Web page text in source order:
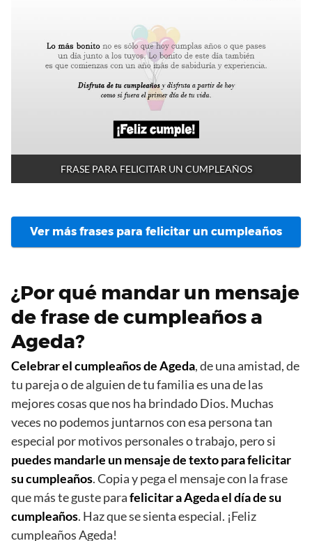
FRASE PARA FELICITAR UN CUMPLEAÑOS
Ver más frases para felicitar un cumpleaños
¿Por qué mandar un mensaje
de frase de cumpleaños a
Ageda?
Celebrar el cumpleaños de Ageda, de una amistad, de
tu pareja o de alguien de tu familia es una de las
mejores cosas que nos ha brindado Dios. Muchas
veces no podemos juntarnos con esa persona tan
especial por motivos personales o trabajo, pero si
puedes mandarle un mensaje de texto para felicitar
su cumpleaños. Copia y pega el mensaje con la frase
que más te guste parafelicitar a Ageda el día de su
cumpleaños. Haz que se sienta especial. ¡Feliz
cumpleaños Ageda!